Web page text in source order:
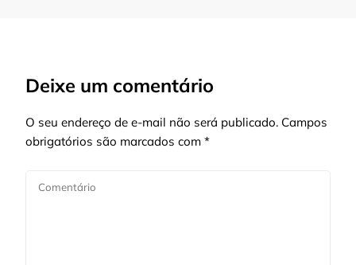
Deixe um comentário
O seu endereço de e-mail não será publicado. Campos
obrigatórios são marcados com *